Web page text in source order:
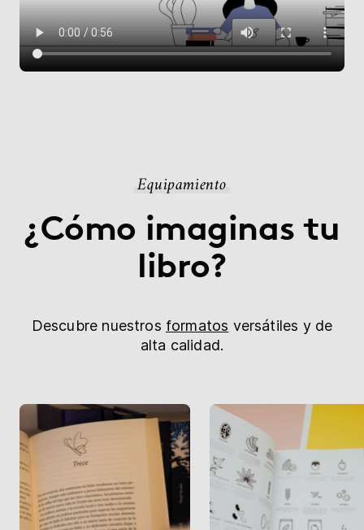
Equipamiento
¿Cómo imaginas tu
libro?
Descubre nuestros formatos versátiles y de
alta calidad.